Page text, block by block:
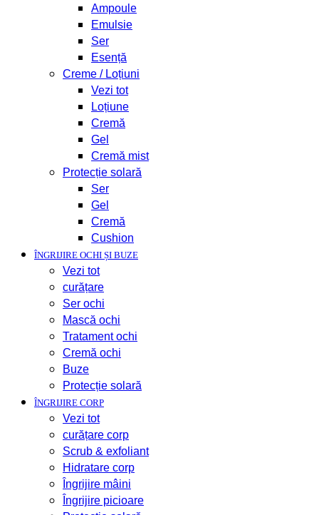
Ampoule
Emulsie
Ser
Esență
Creme / Loțiuni
Vezi tot
Loțiune
Cremă
Gel
Cremă mist
Protecție solară
Ser
Gel
Cremă
Cushion
ÎNGRIJIRE OCHI ȘI BUZE
Vezi tot
curățare
Ser ochi
Mască ochi
Tratament ochi
Cremă ochi
Buze
Protecție solară
ÎNGRIJIRE CORP
Vezi tot
curățare corp
Scrub & exfoliant
Hidratare corp
Îngrijire mâini
Îngrijire picioare